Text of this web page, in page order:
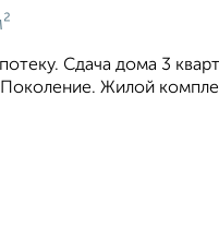
Сдача дома 3
Жилой